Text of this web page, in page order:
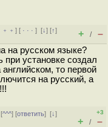
] [ · · ·][↓] [↑]
+ / –
на русском языке?
при установке создал
то первой
на русский, а
^^^] [ответить][↓]
+3
+ / –